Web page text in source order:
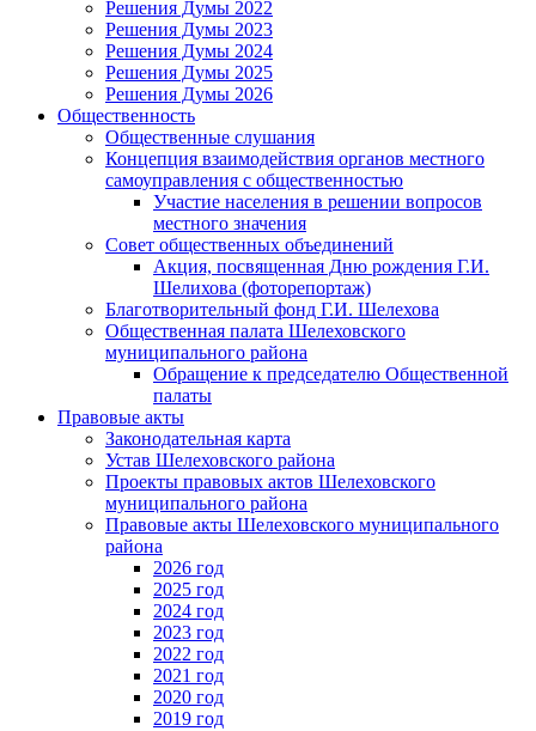
Решения Думы 2022
Решения Думы 2023
Решения Думы 2024
Решения Думы 2025
Решения Думы 2026
Общественность
Общественные слушания
Концепция взаимодействия органов местного
самоуправления с общественностью
Участие населения в решении вопросов
местного значения
Совет общественных объединений
Акция, посвященная Дню рождения Г.И.
Шелихова (фоторепортаж)
Благотворительный фонд Г.И. Шелехова
Общественная палата Шелеховского
муниципального района
Обращение к председателю Общественной
палаты
Правовые акты
Законодательная карта
Устав Шелеховского района
Проекты правовых актов Шелеховского
муниципального района
Правовые акты Шелеховского муниципального
района
2026 год
2025 год
2024 год
2023 год
2022 год
2021 год
2020 год
2019 год